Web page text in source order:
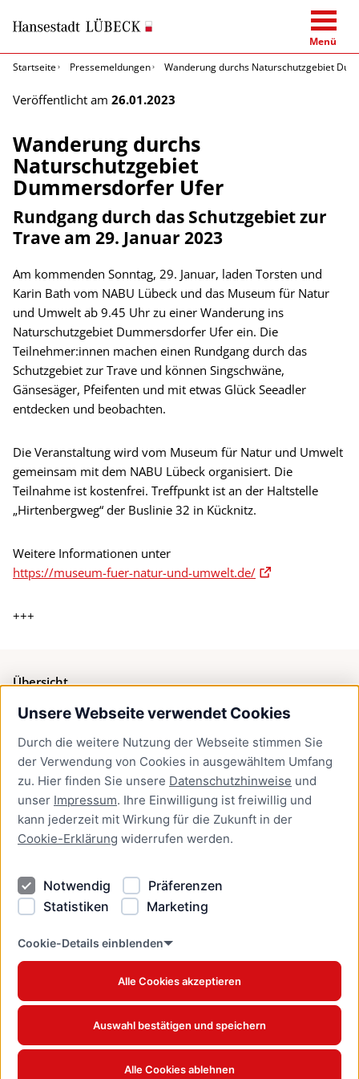
Unsere Webseite verwendet Cookies
Durch die weitere Nutzung der Webseite stimmen Sie
der Verwendung von Cookies in ausgewähltem Umfang
zu. Hier finden Sie unsere Datenschutzhinweise und
unser Impressum. Ihre Einwilligung ist freiwillig und
kann jederzeit mit Wirkung für die Zukunft in der
Cookie-Erklärung widerrufen werden.
Notwendig
Präferenzen
Statistiken
Marketing
Cookie-Details einblenden
Alle Cookies akzeptieren
Auswahl bestätigen und speichern
Alle Cookies ablehnen
Menü
Startseite
Pressemeldungen Wanderung durchs Naturschutzgebiet
Veröffentlicht am 26.01.2023
Wanderung durchs
Naturschutzgebiet
Dummersdorfer Ufer
Rundgang durch das Schutzgebiet zur
Trave am 29. Januar 2023
Am kommenden Sonntag, 29. Januar, laden Torsten und
Karin Bath vom NABU Lübeck und das Museum für Natur
und Umwelt ab 9.45 Uhr zu einer Wanderung ins
Naturschutzgebiet Dummersdorfer Ufer ein. Die
Teilnehmer:innen machen einen Rundgang durch das
Schutzgebiet zur Trave und können Singschwäne,
Gänsesäger, Pfeifenten und mit etwas Glück Seeadler
entdecken und beobachten.
Die Veranstaltung wird vom Museum für Natur und Umwelt
gemeinsam mit dem NABU Lübeck organisiert. Die
Teilnahme ist kostenfrei. Treffpunkt ist an der Haltstelle
„Hirtenbergweg“ der Buslinie 32 in Kücknitz.
Weitere Informationen unter
https://museum-fuer-natur-und-umwelt.de/
+++
Übersicht
Bürgerservice
Presse
Newsletter Lübeck:kompakt
Kontakt
Kontakt
Datenschutzhinweise
Barrierefreiheit
Cookie Erklärung
www.luebeck.de